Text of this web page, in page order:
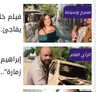
مسرح وسينما
فيلم
الرأي العام